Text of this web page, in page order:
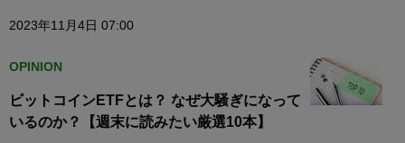
2023年11月4日 07:00
OPINION
ビットコインETFとは？ なぜ大騒ぎになって
いるのか？【週末に読みたい厳選10本】